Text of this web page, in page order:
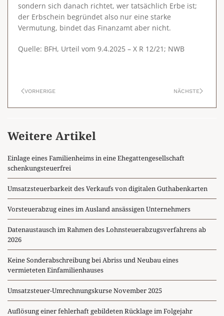
sondern sich danach richtet, wer tatsächlich Erbe ist;
der Erbschein begründet also nur eine starke
Vermutung, bindet das Finanzamt aber nicht.
Quelle: BFH, Urteil vom 9.4.2025 – X R 12/21; NWB
VORHERIGE NÄCHSTE
Weitere Artikel
Einlage eines Familienheims in eine Ehegattengesellschaft
schenkungsteuerfrei
Umsatzsteuerbarkeit des Verkaufs von digitalen Guthabenkarten
Vorsteuerabzug eines im Ausland ansässigen Unternehmers
Datenaustausch im Rahmen des Lohnsteuerabzugsverfahrens ab
2026
Keine Sonderabschreibung bei Abriss und Neubau eines
vermieteten Einfamilienhauses
Umsatzsteuer-Umrechnungskurse November 2025
Auflösung einer fehlerhaft gebildeten Rücklage im Folgejahr